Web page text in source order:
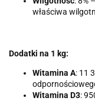
właściwa
Dodatki na 1 kg:
Witamina A: 11
Witamina D3: